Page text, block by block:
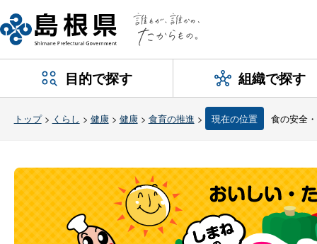
目的で探す 組織で探す
トップ> くらし > 健康> 健康> 食育の推進 > 現在の位置 食の安全